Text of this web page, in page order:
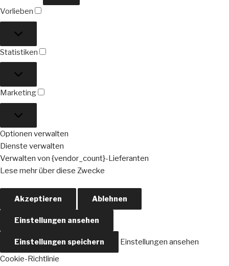
Vorlieben
Statistiken
Marketing
Optionen verwalten
Dienste verwalten
Verwalten von {vendor_count}-Lieferanten
Lese mehr über diese Zwecke
Akzeptieren Ablehnen
Einstellungen ansehen
Einstellungen speichern
Einstellungen ansehen
Cookie-Richtlinie